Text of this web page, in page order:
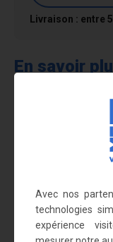
Livraison : entre
En savoir
Les goulottes et
(épaisseur : 20/10
Longueur réglable
fixations
Possibilité de fixer
Charge maximale : 30
Avec nos
technologies
expérience